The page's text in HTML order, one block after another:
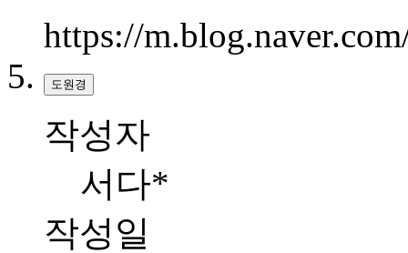
https://
도원경
작성자
서다*
작성일